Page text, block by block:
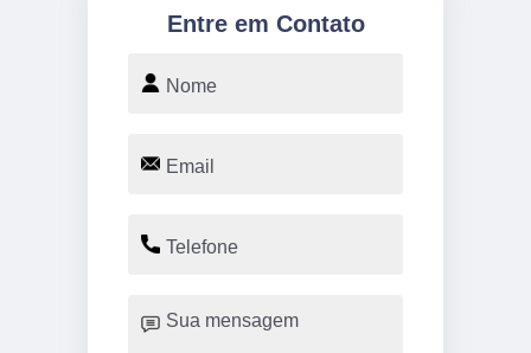
Entre em Contato